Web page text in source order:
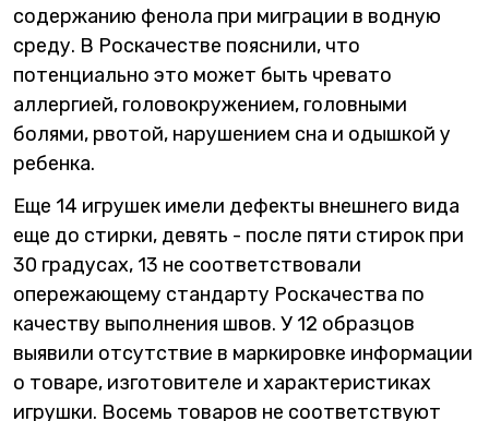
содержанию фенола при миграции в водную
среду. В Роскачестве пояснили, что
потенциально это может быть чревато
аллергией, головокружением, головными
болями, рвотой, нарушением сна и одышкой у
ребенка.
Еще 14 игрушек имели дефекты внешнего вида
еще до стирки, девять - после пяти стирок при
30 градусах, 13 не соответствовали
опережающему стандарту Роскачества по
качеству выполнения швов. У 12 образцов
выявили отсутствие в маркировке информации
о товаре, изготовителе и характеристиках
игрушки. Восемь товаров не соответствуют